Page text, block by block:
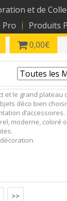
et de
Pro Produits
0,00€
et le grand plateau
déco bien
d’accessoires.
moderne, coloré
>>